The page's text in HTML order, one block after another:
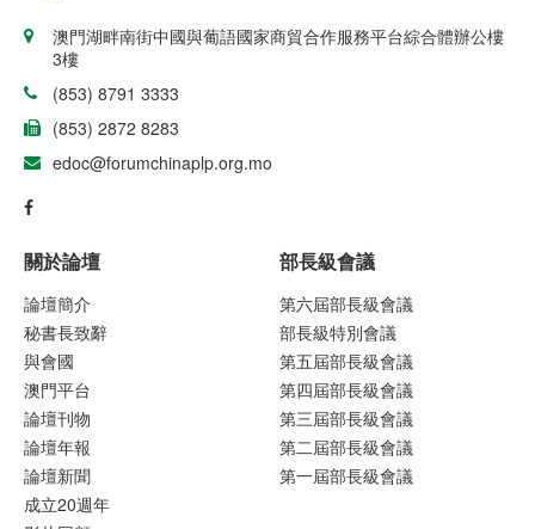
澳門湖畔南街中國與葡語國家商貿合作服務平台綜合體辦公樓
3樓
(853) 8791 3333
(853) 2872 8283
edoc@forumchinaplp.org.mo
關於論壇
論壇簡介
秘書長致辭
與會國
澳門平台
論壇刊物
論壇年報
論壇新聞
成立20週年
部長級會議
第六屆部長級會議
部長級特別會議
第五屆部長級會議
第四屆部長級會議
第三屆部長級會議
第二屆部長級會議
第一屆部長級會議